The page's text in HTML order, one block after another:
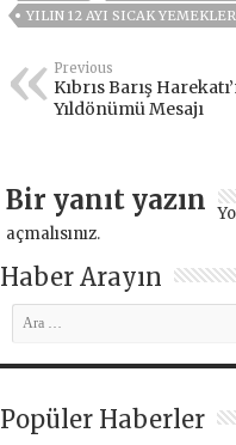
YILIN 12 AYI SICAK
Previous
Kıbrıs Barış
Yıldönümü Mesajı
Bir yanıt yazın
açmalısınız.
Haber Arayın
Popüler Haberler